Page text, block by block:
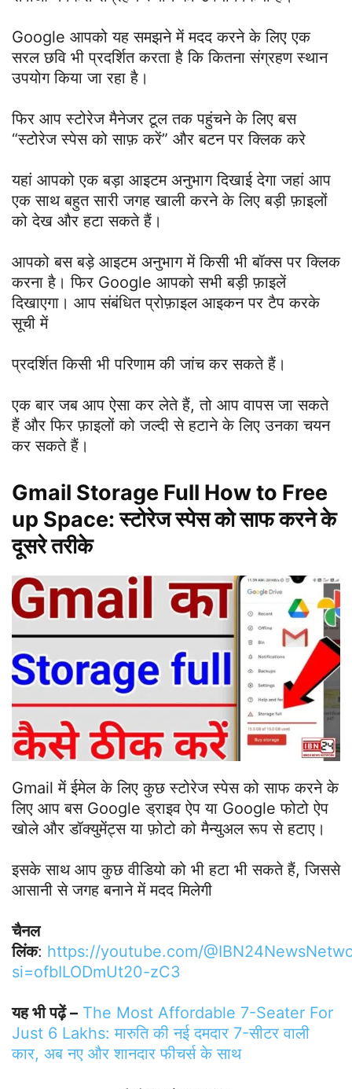
Google आपको यह समझने में मदद करने के लिए एक
सरल छवि भी प्रदर्शित करता है कि कितना संग्रहण स्थान
उपयोग किया जा रहा है।
फिर आप स्टोरेज मैनेजर टूल तक पहुंचने के लिए बस
“स्टोरेज स्पेस को साफ़ करें” और बटन पर क्लिक करे
यहां आपको एक बड़ा आइटम अनुभाग दिखाई देगा जहां आप
एक साथ बहुत सारी जगह खाली करने के लिए बड़ी फ़ाइलों
को देख और हटा सकते हैं।
आपको बस बड़े आइटम अनुभाग में किसी भी बॉक्स पर क्लिक
करना है। फिर Google आपको सभी बड़ी फ़ाइलें
दिखाएगा। आप संबंधित प्रोफ़ाइल आइकन पर टैप करके
सूची में
प्रदर्शित किसी भी परिणाम की जांच कर सकते हैं।
एक बार जब आप ऐसा कर लेते हैं, तो आप वापस जा सकते
हैं और फिर फ़ाइलों को जल्दी से हटाने के लिए उनका चयन
कर सकते हैं।
Gmail Storage Full How to Free
up Space: स्टोरेज स्पेस को साफ करने के
दूसरे तरीके
Gmail में ईमेल के लिए कुछ स्टोरेज स्पेस को साफ करने के
लिए आप बस Google ड्राइव ऐप या Google फोटो ऐप
खोले और डॉक्युमेंट्स या फ़ोटो को मैन्युअल रूप से हटाए।
इसके साथ आप कुछ वीडियो को भी हटा भी सकते हैं, जिससे
आसानी से जगह बनाने में मदद मिलेगी
चैनल
लिंक: https://youtube.com/
si=ofbILODmUt20-zC3
यह भी पढ़ें – The Most Affordable 7-Seater For
Just 6 Lakhs: मारुति की नई दमदार 7-सीटर वाली
कार, अब नए और शानदार फीचर्स के साथ